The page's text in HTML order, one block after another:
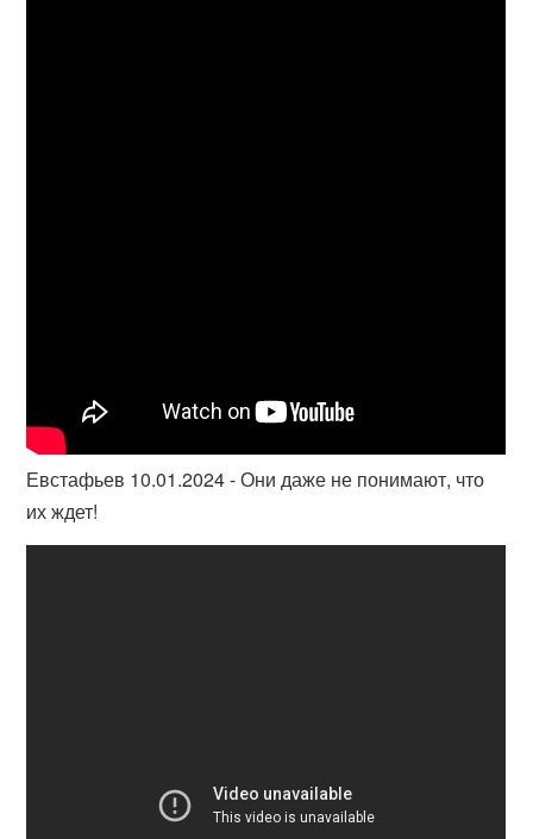
Евстафьев 10.01.2024 - Они даже не понимают, что
их ждет!